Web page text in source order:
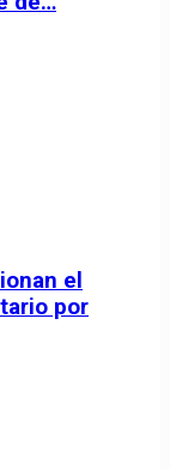
el
por